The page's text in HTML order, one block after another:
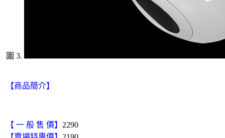
圖 3.
【商品簡介】
【 一 般 售 價】 2290